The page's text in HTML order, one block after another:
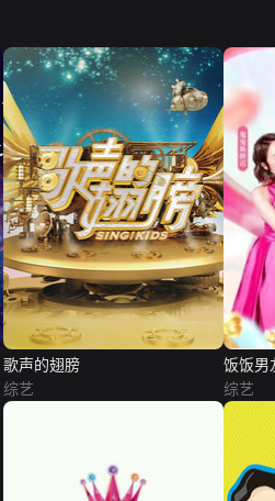
歌声的翅膀
综艺
饭饭男
综艺